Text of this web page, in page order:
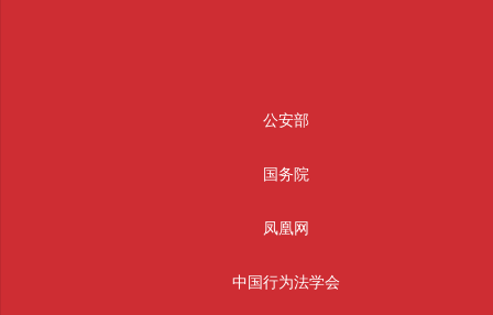
公安部
国务院
凤凰网
中国行为法学会